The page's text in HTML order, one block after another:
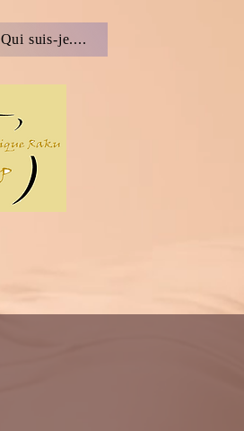
Qui suis-je....